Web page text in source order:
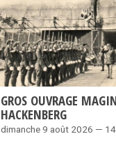
GROS OUVRAGE
HACKENBERG
dimanche 9 août 2026 —